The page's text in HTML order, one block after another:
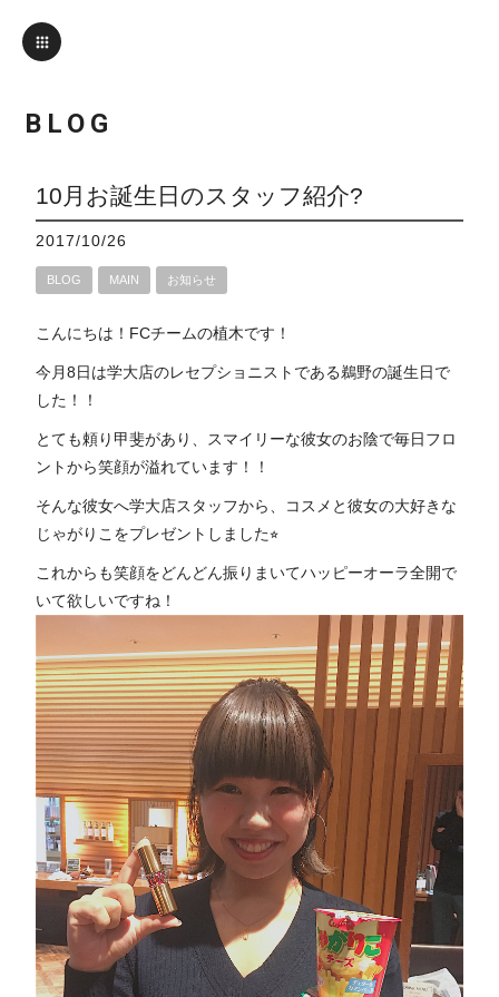
BLOG
10月お誕生日のスタッフ紹介?
2017/10/26
BLOG MAIN お知らせ
こんにちは！FCチームの植木です！
今月8日は学大店のレセプショニストである鵜野の誕生日で
した！！
とても頼り甲斐があり、スマイリーな彼女のお陰で毎日フロ
ントから笑顔が溢れています！！
そんな彼女へ学大店スタッフから、コスメと彼女の大好きな
じゃがりこをプレゼントしました⭐︎
これからも笑顔をどんどん振りまいてハッピーオーラ全開で
いて欲しいですね！